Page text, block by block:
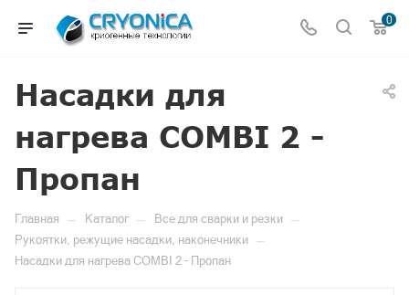
0
Насадки для
нагрева COMBI 2 -
Пропан
Главная — Каталог — Все для сварки и резки —
Рукоятки, режущие насадки, наконечники —
Насадки для нагрева COMBI 2 - Пропан